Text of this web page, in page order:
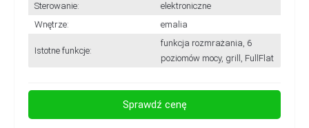
Sterowanie:
elektroniczne
Wnętrze:
emalia
Istotne funkcje:
funkcja rozmrażania, 6
poziomów mocy, grill, FullFlat
Sprawdź cenę